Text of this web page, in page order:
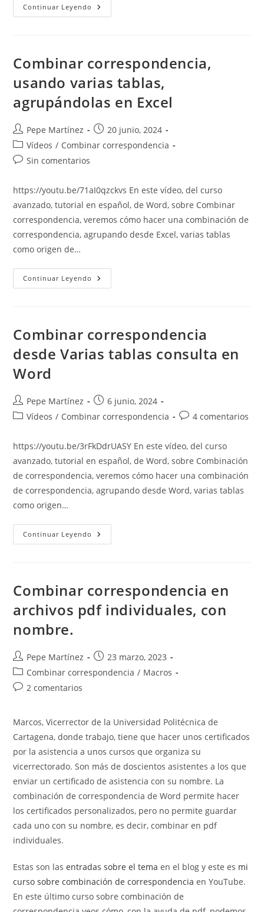
Continuar Leyendo Agrupar
Registros
De
Correspondencia
Combinar correspondencia,
usando varias tablas,
agrupándolas en Excel
Autor
de
la
entrada:
Pepe Martínez
Publicación
de
20 junio, 2024
Categoría
de
Vídeos / Combinar correspondencia
Comentarios
la
entrada:
Sin comentarios
https://youtu.be/71aI0qzckvs En este vídeo, del curso
avanzado, tutorial en español, de Word, sobre Combinar
correspondencia, veremos cómo hacer una combinación de
correspondencia, agrupando desde Excel, varias tablas
como origen de…
Continuar Leyendo Combinar
Correspondencia,
Excel
Combinar correspondencia
desde Varias tablas consulta en
Word
Autor
de
Pepe Martínez
Publicación
de
6 junio, 2024
Categoría
la
entrada:
Vídeos / Combinar correspondencia
Comentarios
entrada:
4 comentarios
https://youtu.be/3rFkDdrUASY En este vídeo, del curso
avanzado, tutorial en español, de Word, sobre Combinación
de correspondencia, veremos cómo hacer una combinación
de correspondencia, agrupando desde Word, varias tablas
como origen…
Continuar Leyendo Combinar
Correspondencia
Word
Combinar correspondencia en
archivos pdf individuales, con
nombre.
Autor
de
la
entrada:
Pepe Martínez
Publicación
de
la
23 marzo, 2023
Categoría
de
Combinar correspondencia / Macros
Comentarios
entrada:
2 comentarios
Marcos, Vicerrector de la Universidad Politécnica de
Cartagena, donde trabajo, tiene que hacer unos certificados
por la asistencia a unos cursos que organiza su
vicerrectorado. Son más de doscientos asistentes a los que
enviar un certificado de asistencia con su nombre. La
combinación de correspondencia de Word permite hacer
los certificados personalizados, pero no permite guardar
cada uno con su nombre, es decir, combinar en pdf
individuales.
Estas son lasentradas sobre el tema en el blog y este es mi
curso sobre combinación de correspondencia en YouTube.
En este último curso sobre combinación de